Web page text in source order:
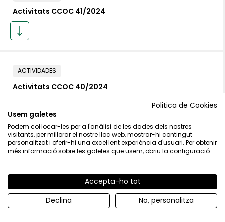
Activitats CCOC 41/2024
ACTIVIDADES
Activitats CCOC 40/2024
ACTIVIDADES
Politica de Cookies
Usem galetes
Podem col·locar-les per a l'anàlisi de les dades dels nostres
visitants, per millorar el nostre lloc web, mostrar-hi contingut
personalitzat i oferir-hi una excel·lent experiència d'usuari. Per obtenir
més informació sobre les galetes que usem, obriu la configuració.
Accepta-ho tot
Declina
No, personalitza